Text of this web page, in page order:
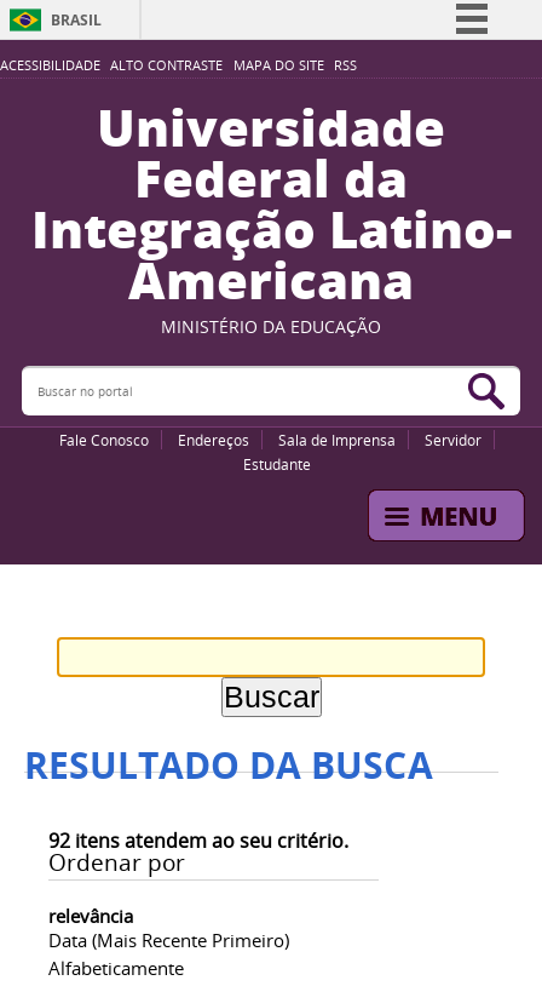
ACESSIBILIDADE ALTO CONTRASTE MAPA DO SITE RSS
BRASIL
Simplifique!
Participe
Acesso à informação
Legislação
Canais
Universidade
Federal da
Integração Latino-
Americana
MINISTÉRIO DA EDUCAÇÃO
Buscar no portal
Fale Conosco Endereços Sala de Imprensa
Servidor
Estudante
RESULTADO DA BUSCA
92 itens atendem ao seu critério.
Ordenar por
relevância
Data (mais Recente Primeiro)
Alfabeticamente